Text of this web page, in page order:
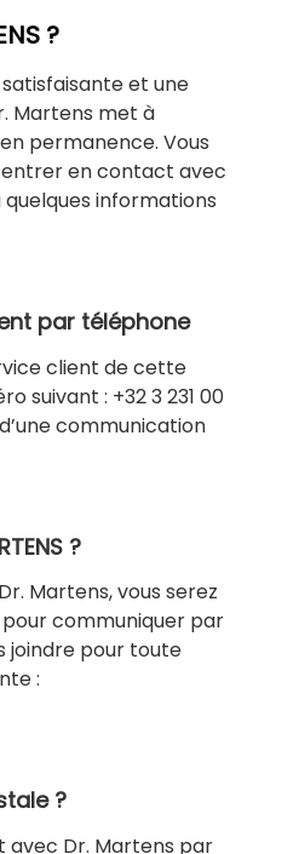
?
et une
Martens met à
permanence. Vous
en contact avec
quelques informations
par téléphone
client de cette
suivant : +32 3 231 00
communication
?
Martens, vous serez
communiquer par
joindre pour toute
:
?
avec Dr. Martens par